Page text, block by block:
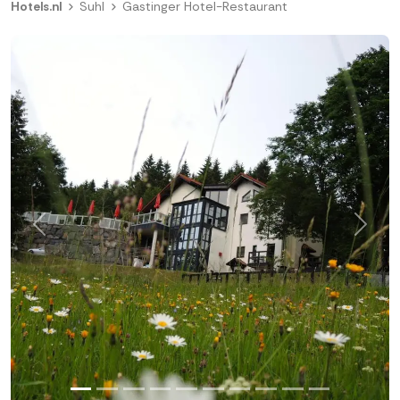
Hotels.nl Suhl Gastinger Hotel-Restaurant